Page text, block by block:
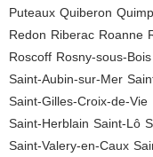
Puteaux Quiberon
Redon Riberac Roanne
Roscoff Rosny-sous-Bois
Saint-Aubin-sur-Mer
Saint-Gilles-Croix-de-Vie
Saint-Herblain Saint-Lô
Saint-Valery-en-Caux